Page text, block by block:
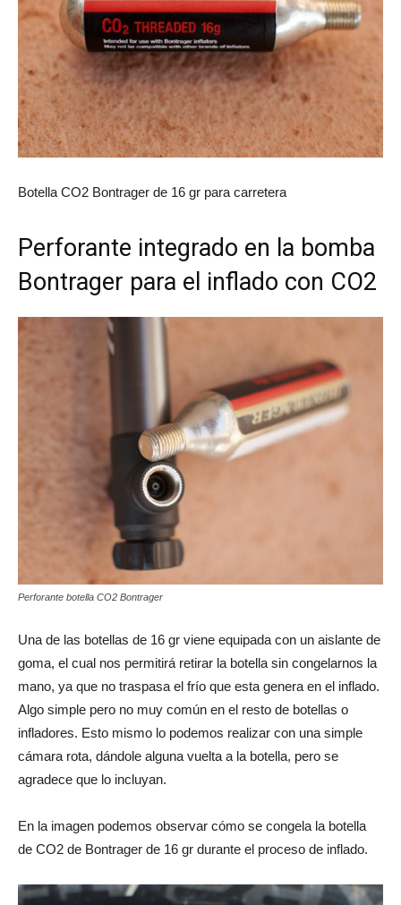
Botella CO2 Bontrager de 16 gr para carretera
Perforante integrado en la bomba
Bontrager para el inflado con CO2
Perforante botella CO2 Bontrager
Una de las botellas de 16 gr viene equipada con un aislante de
goma, el cual nos permitirá retirar la botella sin congelarnos la
mano, ya que no traspasa el frío que esta genera en el inflado.
Algo simple pero no muy común en el resto de botellas o
infladores. Esto mismo lo podemos realizar con una simple
cámara rota, dándole alguna vuelta a la botella, pero se
agradece que lo incluyan.
En la imagen podemos observar cómo se congela la botella
de CO2 de Bontrager de 16 gr durante el proceso de inflado.